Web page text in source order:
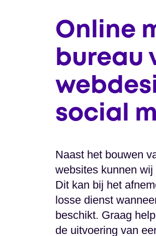
Online
bureau
social
Naast het bouwen
websites kunnen
Dit kan bij het
losse dienst
beschikt. Graag
de uitvoering van